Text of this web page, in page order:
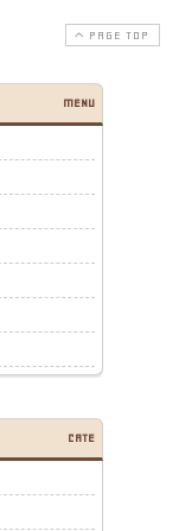
PAGE TOP
MENU
CATE